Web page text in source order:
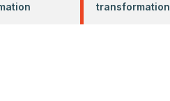
transformation